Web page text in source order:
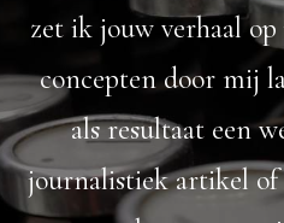
zet ik jouw verhaal
concepten door mij
als resultaat een
journalistiek artikel